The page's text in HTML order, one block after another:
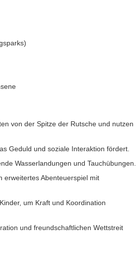
von der Spitze der Rutsche und nutzen
Geduld und soziale Interaktion fördert.
Wasserlandungen und Tauchübungen.
erweitertes Abenteuerspiel mit
um Kraft und Koordination
und freundschaftlichen Wettstreit